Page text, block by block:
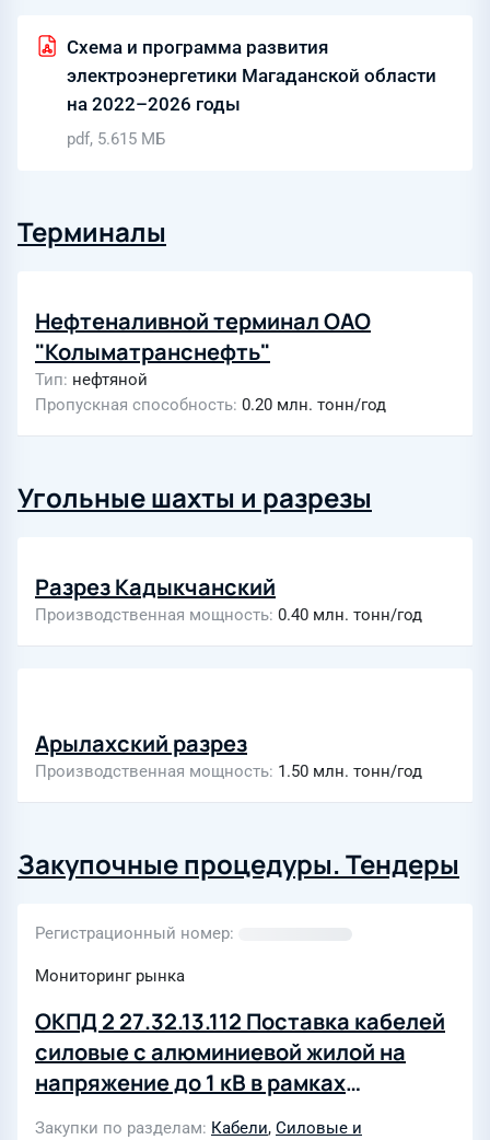
Схема и программа развития
электроэнергетики Магаданской области
на 2022–2026 годы
pdf, 5.615 МБ
Терминалы
Нефтеналивной терминал ОАО
"Колыматранснефть"
Тип нефтяной
Пропускная способность 0.20 млн. тонн/год
Угольные шахты и разрезы
Разрез Кадыкчанский
Производственная мощность 0.40 млн. тонн/год
Арылахский разрез
Производственная мощность 1.50 млн. тонн/год
Закупочные процедуры. Тендеры
Регистрационный номер
Мониторинг рынка
ОКПД 2 27.32.13.112 Поставка кабелей
силовые с алюминиевой жилой на
напряжение до 1 кВ в рамках
производственных программ
Закупки по разделам Кабели, Силовые и